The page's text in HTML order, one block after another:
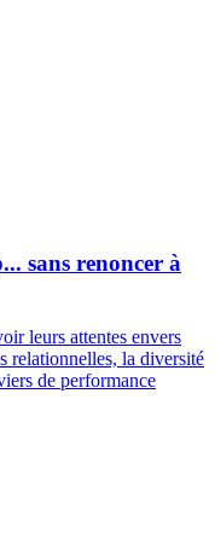
sans renoncer à
leurs attentes envers
relationnelles, la diversité
de performance